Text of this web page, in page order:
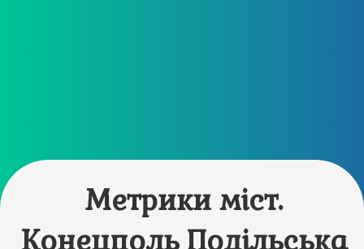
Метрики міст.
Конецполь Подільська